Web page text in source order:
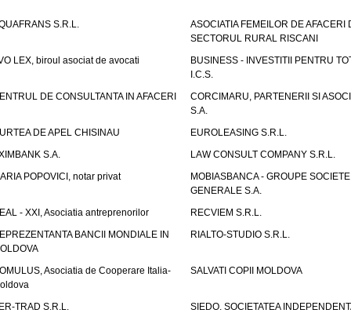
S.R.L.
ASOCIATIA FEMEILOR DE AFACERI
SECTORUL RURAL RISCANI
LEX, biroul asociat de avocati
BUSINESS - INVESTITII PENTRU
I.C.S.
DE CONSULTANTA IN AFACERI
CORCIMARU, PARTENERII SI
S.A.
DE APEL CHISINAU
EUROLEASING S.R.L.
S.A.
LAW CONSULT COMPANY S.R.L.
POPOVICI, notar privat
MOBIASBANCA - GROUPE SOCIETE
GENERALE S.A.
- XXI, Asociatia antreprenorilor
RECVIEM S.R.L.
BANCII MONDIALE IN
RIALTO-STUDIO S.R.L.
Asociatia de Cooperare Italia-
SALVATI COPII MOLDOVA
TRAD S.R.L.
SIEDO. SOCIETATEA